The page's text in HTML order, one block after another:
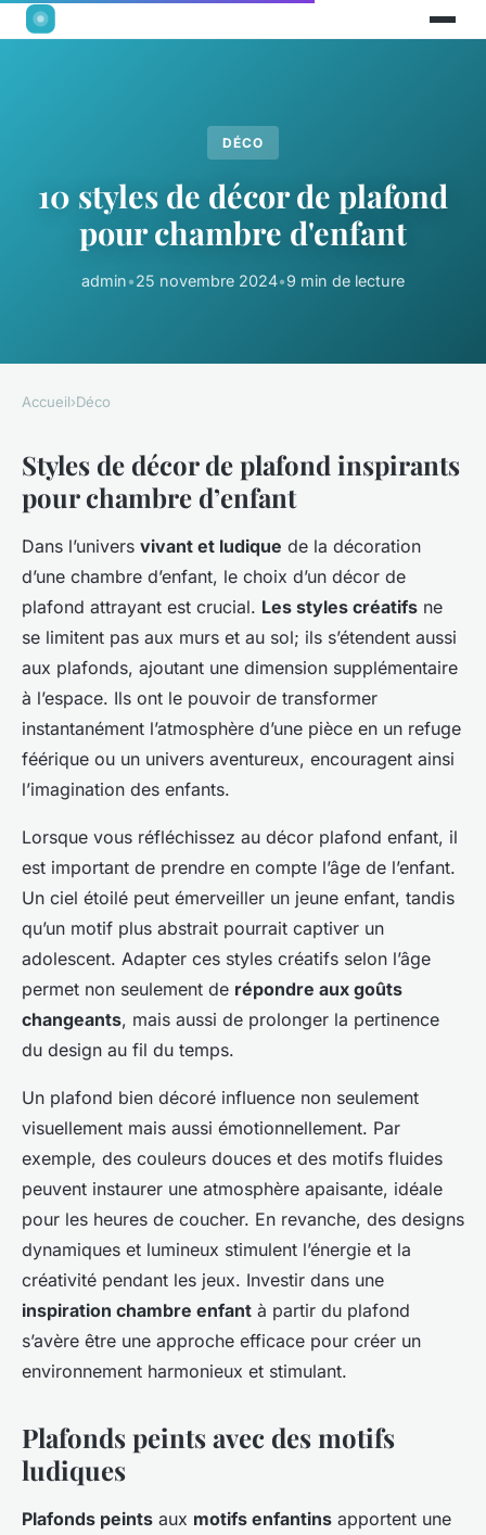
DÉCO
10 styles de décor de plafond
pour chambre d'enfant
admin•25 novembre 2024•9 min de lecture
Accueil›Déco
Styles de décor de plafond inspirants
pour chambre d’enfant
Dans l’univers vivant et ludique de la décoration
d’une chambre d’enfant, le choix d’un décor de
plafond attrayant est crucial. Les styles créatifs ne
se limitent pas aux murs et au sol; ils s’étendent aussi
aux plafonds, ajoutant une dimension supplémentaire
à l’espace. Ils ont le pouvoir de transformer
instantanément l’atmosphère d’une pièce en un refuge
féérique ou un univers aventureux, encouragent ainsi
l’imagination des enfants.
Lorsque vous réfléchissez au décor plafond enfant, il
est important de prendre en compte l’âge de l’enfant.
Un ciel étoilé peut émerveiller un jeune enfant, tandis
qu’un motif plus abstrait pourrait captiver un
adolescent. Adapter ces styles créatifs selon l’âge
permet non seulement de répondre aux goûts
changeants, mais aussi de prolonger la pertinence
du design au fil du temps.
Un plafond bien décoré influence non seulement
visuellement mais aussi émotionnellement. Par
exemple, des couleurs douces et des motifs fluides
peuvent instaurer une atmosphère apaisante, idéale
pour les heures de coucher. En revanche, des designs
dynamiques et lumineux stimulent l’énergie et la
créativité pendant les jeux. Investir dans une
inspiration chambre enfant à partir du plafond
s’avère être une approche efficace pour créer un
environnement harmonieux et stimulant.
Plafonds peints avec des motifs
ludiques
Plafonds peints aux motifs enfantins apportent une